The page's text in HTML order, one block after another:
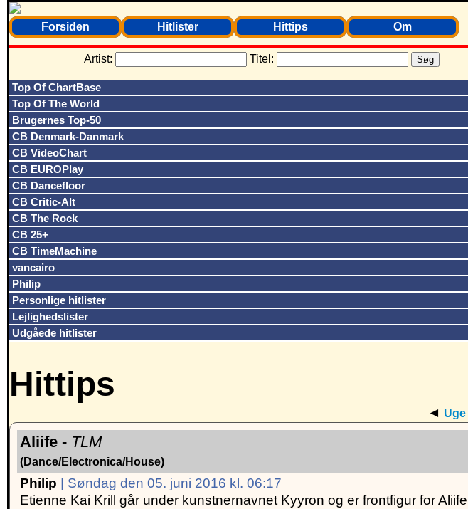
Forsiden Hitlister Hittips Om
Artist: Titel:
Top Of ChartBase
Top Of The World
Brugernes Top-50
CB Denmark-Danmark
CB VideoChart
CB EUROPlay
CB Dancefloor
CB Critic-Alt
CB The Rock
CB 25+
CB TimeMachine
vancairo
Philip
Personlige hitlister
Lejlighedslister
Udgåede hitlister
Hittips
◄ Uge
Aliife - TLM
(Dance/Electronica/House)
Philip | Søndag den 05. juni 2016 kl. 06:17
Etienne Kai Krill går under kunstnernavnet Kyyron og er frontfigur for